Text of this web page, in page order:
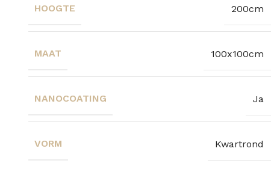
HOOGTE 200cm
MAAT 100x100cm
NANOCOATING Ja
VORM Kwartrond